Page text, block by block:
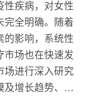
性疾病，对女性
完全明确。随着
的影响，系统性
市场也在快速发
场进行深入研究
及增长趋势、竞